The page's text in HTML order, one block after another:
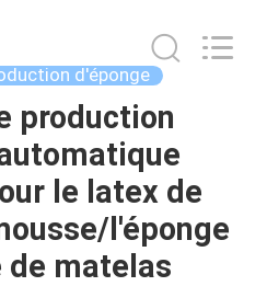
d'éponge
production
le latex de
l'éponge
de matelas